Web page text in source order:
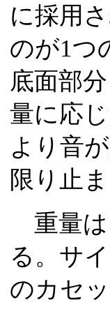
に採用
のが1つ
底面部
量に応
より音
限り止
重量は
る。サ
のカセ